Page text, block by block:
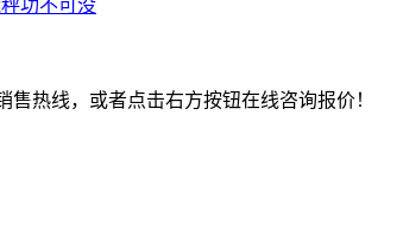
功不可没
热线，或者点击右方按钮在线咨询报价！